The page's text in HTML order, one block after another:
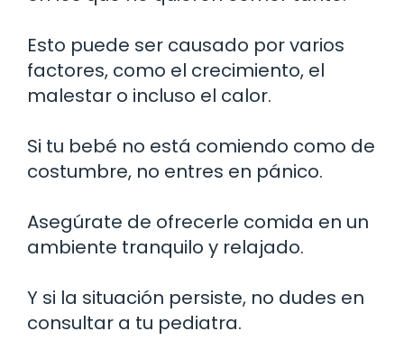
Esto puede ser causado por varios
factores, como el crecimiento, el
malestar o incluso el calor.
Si tu bebé no está comiendo como de
costumbre, no entres en pánico.
Asegúrate de ofrecerle comida en un
ambiente tranquilo y relajado.
Y si la situación persiste, no dudes en
consultar a tu pediatra.